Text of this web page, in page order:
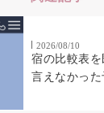
2026/08/10
宿の比較表を
言えなかっ